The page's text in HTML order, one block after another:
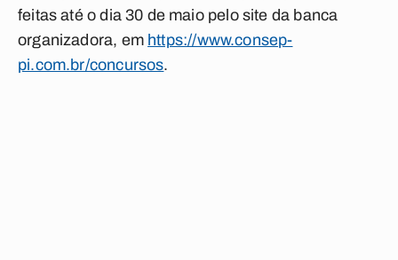
feitas até o dia 30 de maio pelo site da banca
organizadora, em https://www.consep-
pi.com.br/concursos.